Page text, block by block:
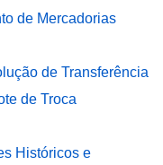
de Mercadorias
de Transferência
de Troca
Históricos e